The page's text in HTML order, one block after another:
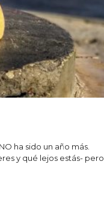
ha sido un año más.
y qué lejos estás- pero